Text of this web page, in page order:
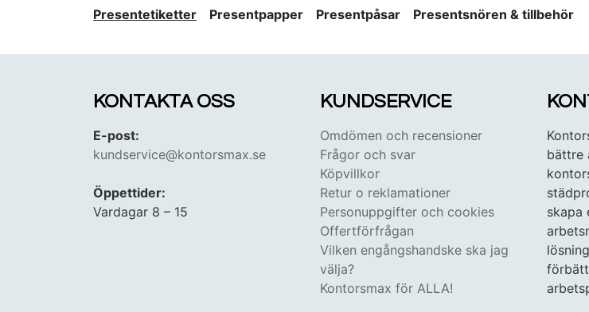
Presentetiketter
Presentpapper Presentpåsar Presentsnören & tillbehör
KONTAKTA OSS
E-post:
kundservice@kontorsmax.se
Öppettider:
Vardagar 8 – 15
KUNDSERVICE
Omdömen och recensioner
Frågor och svar
Köpvillkor
Retur o reklamationer
Personuppgifter och cookies
Offertförfrågan
Vilken engångshandske ska jag
välja?
Kontorsmax för ALLA!
bättre
skapa